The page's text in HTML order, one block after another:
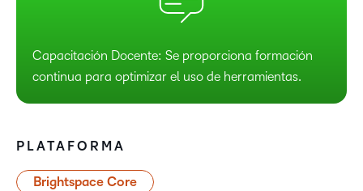
Capacitación Docente: Se proporciona formación
continua para optimizar el uso de herramientas.
PLATAFORMA
Brightspace Core